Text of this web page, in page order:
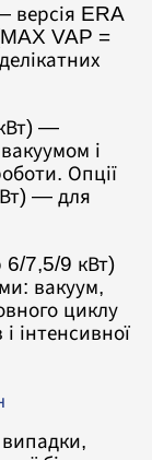
версія ERA
VAP =
—
і
Опції
— для
6/7,5/9 кВт)
вакуум,
циклу
інтенсивної